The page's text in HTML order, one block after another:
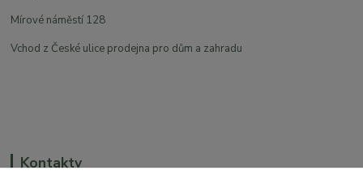
Mírové náměstí 128
Vchod z České ulice prodejna pro dům a zahradu
Kontakty